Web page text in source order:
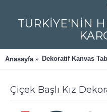
TÜRKİYE'NİN
Anasayfa Dekoratif Kanvas
Çiçek Başlı Kız